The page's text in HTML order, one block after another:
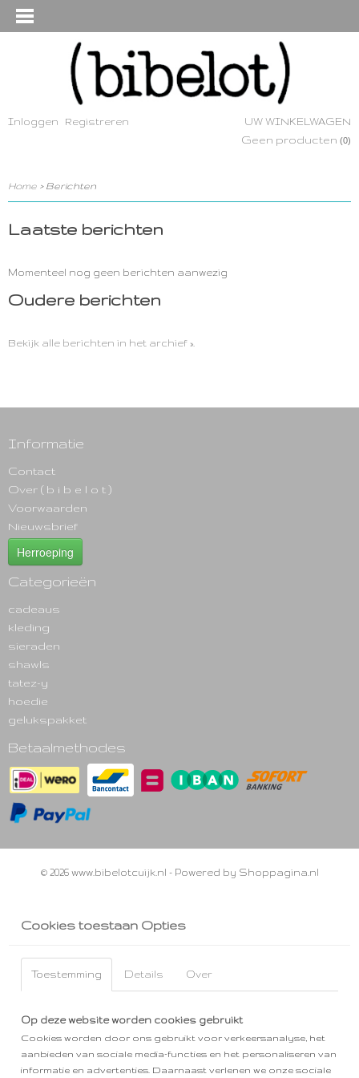
Inloggen Registreren UW WINKELWAGEN
Geen producten (0)
Home > Berichten
Laatste berichten
Momenteel nog geen berichten aanwezig
Oudere berichten
Bekijk alle berichten in het archief ».
Informatie
Contact
Over ( b i b e l o t )
Voorwaarden
Nieuwsbrief
Herroeping
Categorieën
cadeaus
kleding
sieraden
shawls
tatez-y
hoedie
gelukspakket
Betaalmethodes
© 2026 www.bibelotcuijk.nl - Powered by Shoppagina.nl
Cookies toestaan Opties
Toestemming Details Over
Op deze website worden cookies gebruikt
Cookies worden door ons gebruikt voor verkeersanalyse, het
aanbieden van sociale media-functies en het personaliseren van
informatie en advertenties. Daarnaast verlenen we onze sociale